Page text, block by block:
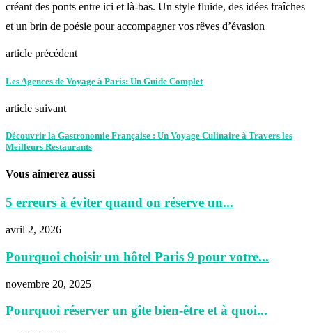
créant des ponts entre ici et là-bas. Un style fluide, des idées fraîches
et un brin de poésie pour accompagner vos rêves d’évasion
article précédent
Les Agences de Voyage à Paris: Un Guide Complet
article suivant
Découvrir la Gastronomie Française : Un Voyage Culinaire à Travers les
Meilleurs Restaurants
Vous aimerez aussi
5 erreurs à éviter quand on réserve un...
avril 2, 2026
Pourquoi choisir un hôtel Paris 9 pour votre...
novembre 20, 2025
Pourquoi réserver un gîte bien-être et à quoi...